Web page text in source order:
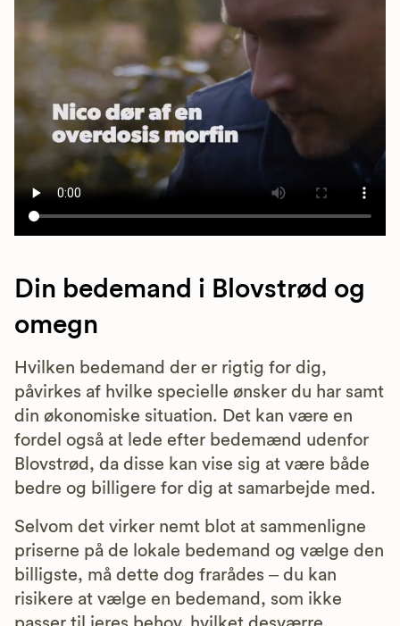
Din bedemand i Blovstrød og
omegn
Hvilken bedemand der er rigtig for dig,
påvirkes af hvilke specielle ønsker du har samt
din økonomiske situation. Det kan være en
fordel også at lede efter bedemænd udenfor
Blovstrød, da disse kan vise sig at være både
bedre og billigere for dig at samarbejde med.
Selvom det virker nemt blot at sammenligne
priserne på de lokale bedemand og vælge den
billigste, må dette dog frarådes – du kan
risikere at vælge en bedemand, som ikke